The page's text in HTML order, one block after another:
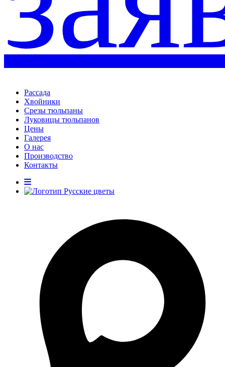
Рассада
Хвойники
Срезы тюльпаны
Луковицы тюльпанов
Цены
Галерея
О нас
Производство
Контакты